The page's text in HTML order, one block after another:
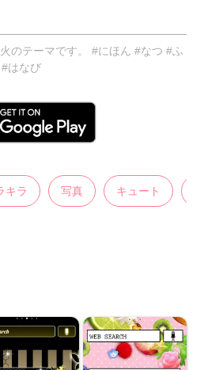
のテーマです。 #にほん #なつ #ふ
はなび
キラ 写真 キュート